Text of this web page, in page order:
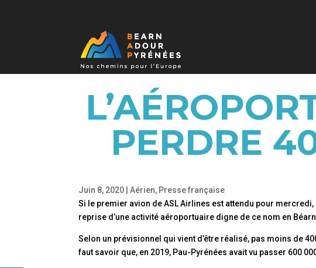
PERDRE
Juin 8, 2020 |Aérien, Presse française
Si le premier avion de ASL Airlines est attendu pour
reprise d’une activité aéroportuaire digne de ce nom en
Selon un prévisionnel qui vient d’être réalisé, pas moins de
faut savoir que, en 2019, Pau-Pyrénées avait vu passer 600